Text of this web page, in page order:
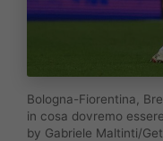
Bologna-Fiorentina,
in cosa dovremo
by Gabriele Maltinti/